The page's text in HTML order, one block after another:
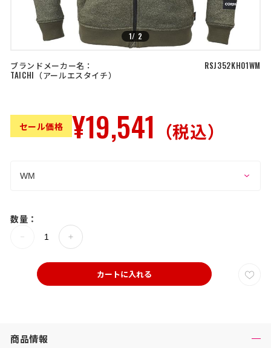
利用規約
商品レビュー利用規約
プライバシーポリシー
返金ポリシー
カスタマーハラスメントに対する方1/ 2
ブランドメーカー名：
TAICHI
アールエスタイチ
RSJ352KH01WM
セール価格 ¥19,541 （税込）
数量：
カートに入れる
商品情報